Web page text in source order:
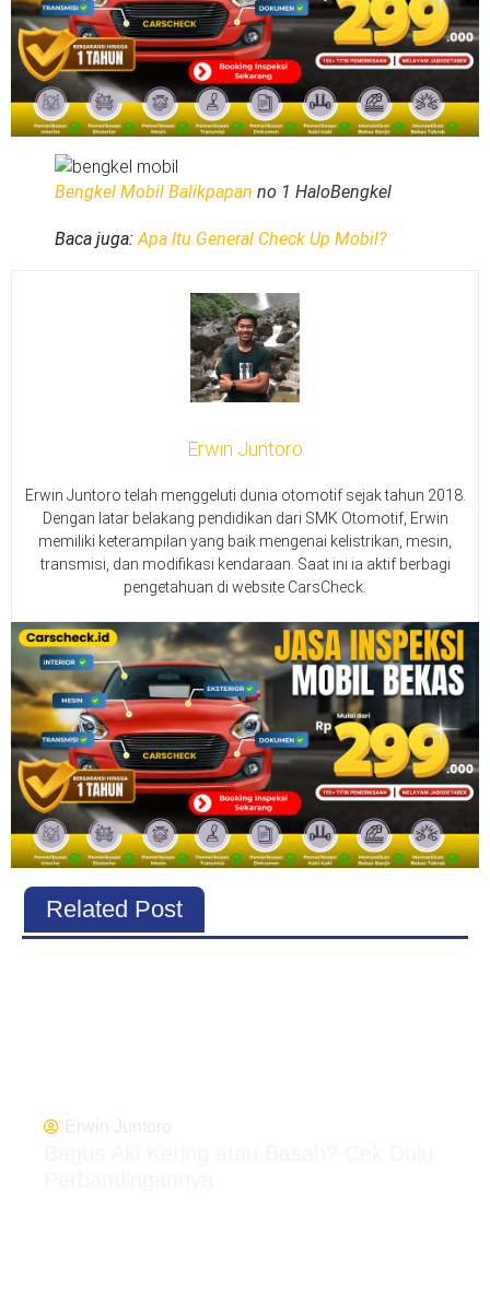
Bengkel Mobil Balikpapan no 1 HaloBengkel
Baca juga: Apa Itu General Check Up Mobil?
Erwin Juntoro
Erwin Juntoro telah menggeluti dunia otomotif sejak tahun 2018.
Dengan latar belakang pendidikan dari SMK Otomotif, Erwin
memiliki keterampilan yang baik mengenai kelistrikan, mesin,
transmisi, dan modifikasi kendaraan. Saat ini ia aktif berbagi
pengetahuan di website CarsCheck.
Related Post